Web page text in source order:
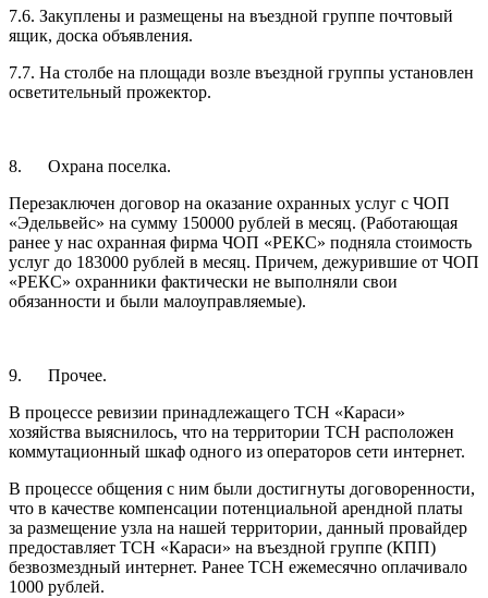
7.6. Закуплены и размещены на въездной группе почтовый
ящик, доска объявления.
7.7. На столбе на площади возле въездной группы установлен
осветительный прожектор.
8. Охрана поселка.
Перезаключен договор на оказание охранных услуг с ЧОП
«Эдельвейс» на сумму 150000 рублей в месяц. (Работающая
ранее у нас охранная фирма ЧОП «РЕКС» подняла стоимость
услуг до 183000 рублей в месяц. Причем, дежурившие от ЧОП
«РЕКС» охранники фактически не выполняли свои
обязанности и были малоуправляемые).
9. Прочее.
В процессе ревизии принадлежащего ТСН «Караси»
хозяйства выяснилось, что на территории ТСН расположен
коммутационный шкаф одного из операторов сети интернет.
В процессе общения с ним были достигнуты договоренности,
что в качестве компенсации потенциальной арендной платы
за размещение узла на нашей территории, данный провайдер
предоставляет ТСН «Караси» на въездной группе (КПП)
безвозмездный интернет. Ранее ТСН ежемесячно оплачивало
1000 рублей.